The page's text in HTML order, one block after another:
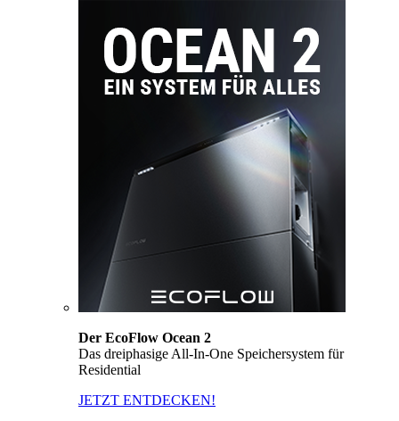
Der EcoFlow Ocean 2
Das dreiphasige All-In-One Speichersystem für
Residential
JETZT ENTDECKEN!